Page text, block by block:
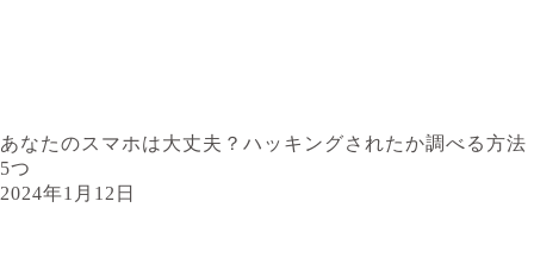
あなたのスマホは大丈夫？ハッキングされたか調べる方法
5つ
2024年1月12日